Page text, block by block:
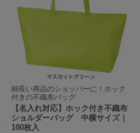
細長い商品のショッパーに！ホック
付きの不織布バッグ
【名入れ対応】ホック付き不織布
ショルダーバッグ 中横サイズ｜
100枚入